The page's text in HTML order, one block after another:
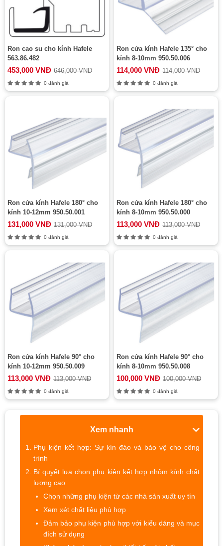
Ron cao su cho kính Hafele
563.86.482
453,000 VNĐ 646,000 VNĐ
0 đánh giá
Ron cửa kính Hafele 135° cho
kính 8-10mm 950.50.006
114,000 VNĐ 114,000 VNĐ
0 đánh giá
Ron cửa kính Hafele 180° cho
kính 10-12mm 950.50.001
131,000 VNĐ 131,000 VNĐ
0 đánh giá
Ron cửa kính Hafele 180° cho
kính 8-10mm 950.50.000
113,000 VNĐ 113,000 VNĐ
0 đánh giá
Ron cửa kính Hafele 90° cho
kính 10-12mm 950.50.009
113,000 VNĐ 113,000 VNĐ
0 đánh giá
Ron cửa kính Hafele 90° cho
kính 8-10mm 950.50.008
100,000 VNĐ 100,000 VNĐ
0 đánh giá
Xem nhanh
Phụ kiện kết hợp: Sự kín đáo và bảo vệ cho công
trình
Bí quyết lựa chọn phụ kiện kết hợp nhôm kính chất
lượng cao
Chọn những phụ kiện từ các nhà sản xuất uy tín
Xem xét chất liệu phù hợp
Đảm bảo phụ kiện phù hợp với kiểu dáng và mục
đích sử dụng